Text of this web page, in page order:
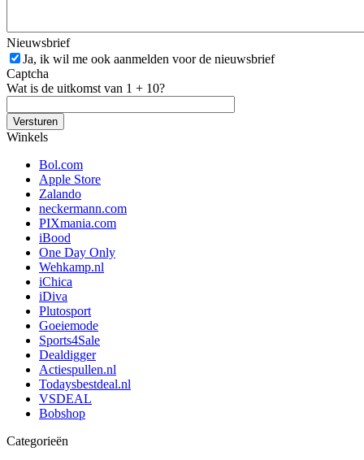
Nieuwsbrief
Ja, ik wil me ook aanmelden voor de nieuwsbrief
Captcha
Wat is de uitkomst van 1 + 10?
Winkels
Bol.com
Apple Store
Zalando
neckermann.com
PIXmania.com
iBood
One Day Only
Wehkamp.nl
iChica
iDiva
Plutosport
Goeiemode
Sports4Sale
Dealdigger
Actiespullen.nl
Todaysbestdeal.nl
VSDEAL
Bobshop
Categorieën